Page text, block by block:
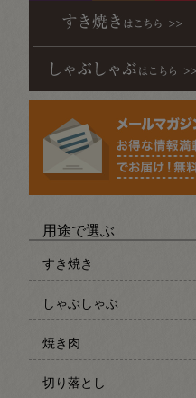
用途で選ぶ
すき焼き
しゃぶしゃぶ
焼き肉
切り落とし